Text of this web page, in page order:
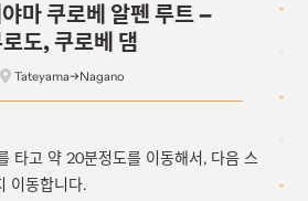
마 쿠로베 알펜 루트 –
도, 쿠로베 댐
Tateyama→Nagano
타고 약 20분정도를 이동해서, 다음 스
이동합니다.